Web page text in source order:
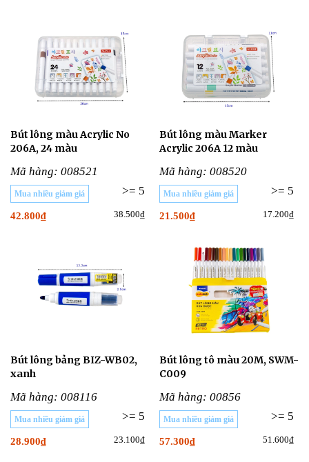
Bút lông màu Acrylic No
206A, 24 màu
Mã hàng: 008521
Mua nhiều giảm giá >= 5
42.800₫ 38.500₫
Bút lông màu Marker
Acrylic 206A 12 màu
Mã hàng: 008520
Mua nhiều giảm giá >= 5
21.500₫ 17.200₫
Bút lông bảng BIZ-WB02,
xanh
Mã hàng: 008116
Mua nhiều giảm giá >= 5
28.900₫ 23.100₫
Bút lông tô màu 20M, SWM-
C009
Mã hàng: 00856
Mua nhiều giảm giá >= 5
57.300₫ 51.600₫